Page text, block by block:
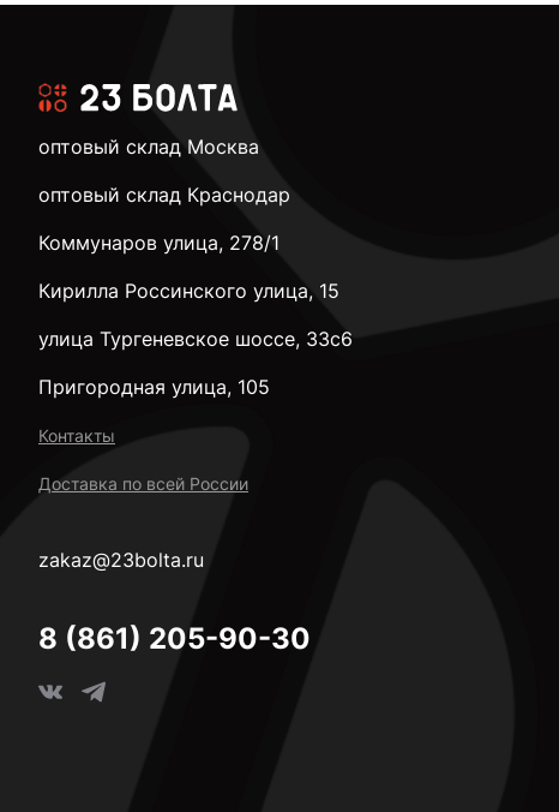
оптовый склад Москва
оптовый склад Краснодар
Коммунаров улица, 278/1
Кирилла Россинского улица, 15
улица Тургеневское шоссе, 33с6
Пригородная улица, 105
Контакты
Доставка по всей России
zakaz@23bolta.ru
8 (861) 205-90-30